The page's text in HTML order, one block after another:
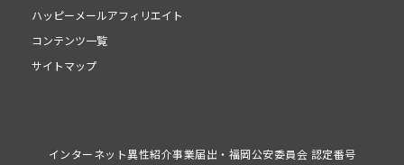
ハッピーメールアフィリエイト
コンテンツ一覧
サイトマップ
インターネット異性紹介事業届出・福岡公安委員会 認定番号